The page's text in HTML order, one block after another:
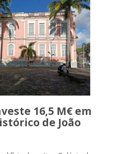
16,5 M€ em
de João